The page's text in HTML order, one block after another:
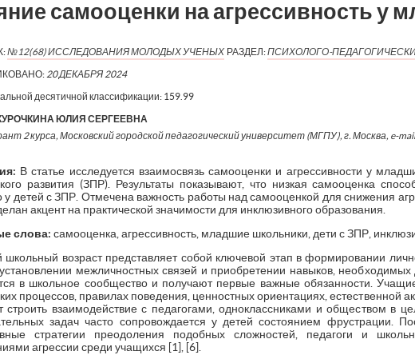
самооценки на агрессивность у
№12(68) ИССЛЕДОВАНИЯ МОЛОДЫХ УЧЕНЫХ РАЗДЕЛ:ПСИХОЛОГО-
20 ДЕКАБРЯ 2024
десятичной классификации: 159.99
ЮЛИЯ СЕРГЕЕВНА
2 курса, Московский городской педагогический университет (МГПУ), г. Москва, e-
В статье исследуется взаимосвязь самооценки и агрессивности у
развития (ЗПР). Результаты показывают, что низкая самооценка
у детей с ЗПР. Отмечена важность работы над самооценкой для снижения
акцент на практической значимости для инклюзивного образования.
слова: самооценка, агрессивность, младшие школьники, дети с ЗПР,
возраст представляет собой ключевой этап в формировании
межличностных связей и приобретении навыков,
в школьное сообщество и получают первые важные обязанности.
процессов, правилах поведения, ценностных ориентациях, естественной
строить взаимодействие с педагогами, одноклассниками и обществом в
задач часто сопровождается у детей состоянием фрустрации.
стратегии преодоления подобных сложностей, педагоги и
агрессии среди учащихся [1], [6].